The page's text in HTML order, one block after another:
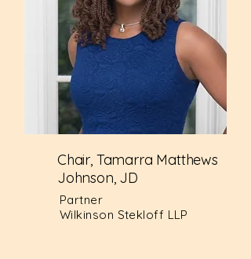
Chair, Tamarra Matthews
Johnson, JD
Partner
Wilkinson Stekloff LLP